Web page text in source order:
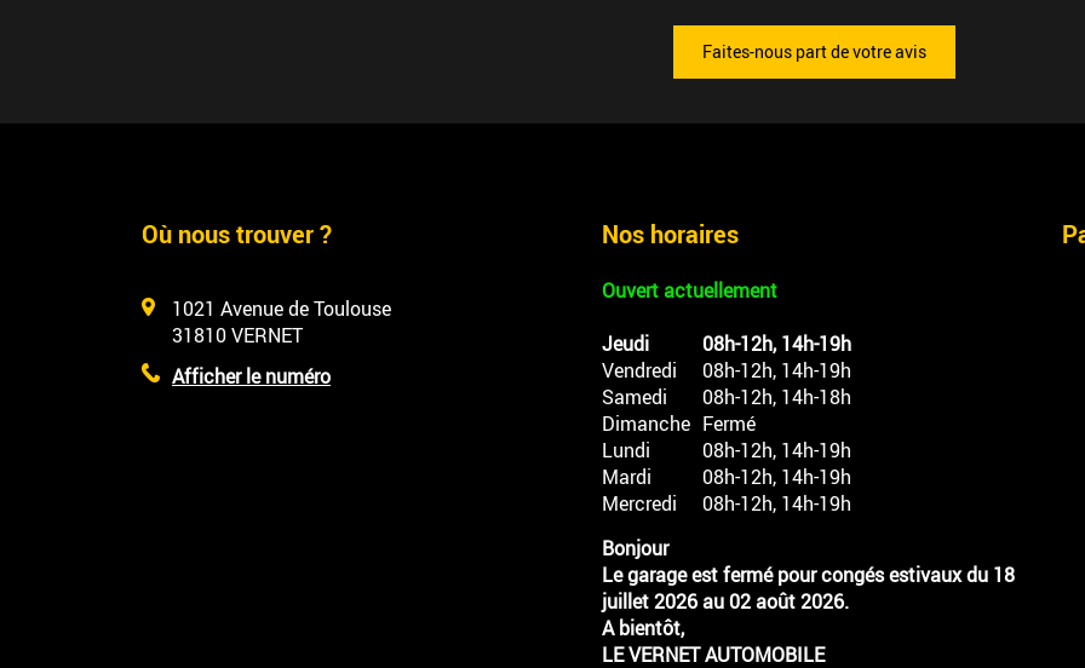
Faites-nous part de votre avis
Où nous trouver ?
1021 Avenue de Toulouse
31810VERNET
Afficher le numéro
Nos horaires
Ouvert actuellement
Jeudi
08h-12h, 14h-19h
Vendredi
08h-12h, 14h-19h
Samedi
08h-12h, 14h-18h
Dimanche Fermé
Lundi
08h-12h, 14h-19h
Mardi
08h-12h, 14h-19h
Mercredi
08h-12h, 14h-19h
Bonjour
Le garage est fermé pour congés estivaux du 18
juillet 2026 au 02 août 2026.
A bientôt,
LE VERNET AUTOMOBILE